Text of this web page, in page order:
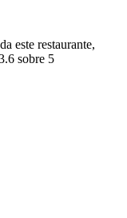
este restaurante,
sobre 5